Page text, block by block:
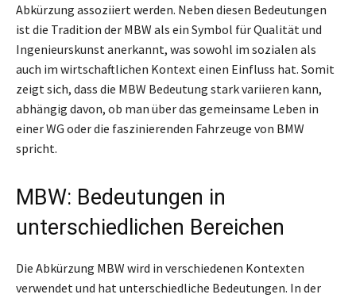
Abkürzung assoziiert werden. Neben diesen Bedeutungen
ist die Tradition der MBW als ein Symbol für Qualität und
Ingenieurskunst anerkannt, was sowohl im sozialen als
auch im wirtschaftlichen Kontext einen Einfluss hat. Somit
zeigt sich, dass die MBW Bedeutung stark variieren kann,
abhängig davon, ob man über das gemeinsame Leben in
einer WG oder die faszinierenden Fahrzeuge von BMW
spricht.
MBW: Bedeutungen in
unterschiedlichen Bereichen
Die Abkürzung MBW wird in verschiedenen Kontexten
verwendet und hat unterschiedliche Bedeutungen. In der